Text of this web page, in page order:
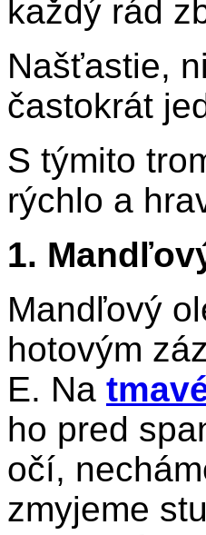
každý rád
Našťastie,
častokrát
S týmito
rýchlo a
1.
Mandľový
hotovým
E. Na
ho pred
očí,
zmyjeme